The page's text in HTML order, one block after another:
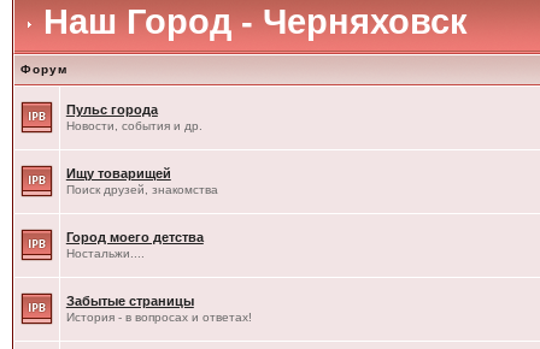
Наш Город - Черняховск
Форум
Пульс города
Новости, события и др.
Ищу товарищей
Поиск друзей, знакомства
Город моего детства
Ностальжи....
Забытые страницы
История - в вопросах и ответах!